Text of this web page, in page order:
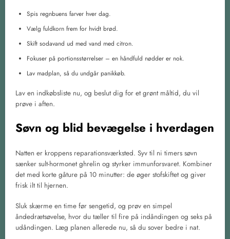
Spis regnbuens farver hver dag.
Vælg fuldkorn frem for hvidt brød.
Skift sodavand ud med vand med citron.
Fokuser på portionsstørrelser – en håndfuld nødder er nok.
Lav madplan, så du undgår panikkøb.
Lav en indkøbsliste nu, og beslut dig for et grønt måltid, du vil
prøve i aften.
Søvn og blid bevægelse i hverdagen
Natten er kroppens reparationsværksted. Syv til ni timers søvn
sænker sult-hormonet ghrelin og styrker immunforsvaret. Kombiner
det med korte gåture på 10 minutter: de øger stofskiftet og giver
frisk ilt til hjernen.
Sluk skærme en time før sengetid, og prøv en simpel
åndedrætsøvelse, hvor du tæller til fire på indåndingen og seks på
udåndingen. Læg planen allerede nu, så du sover bedre i nat.